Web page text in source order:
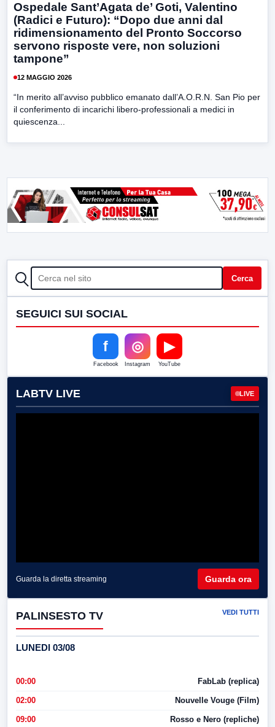
Ospedale Sant’Agata de’ Goti, Valentino
(Radici e Futuro): “Dopo due anni dal
ridimensionamento del Pronto Soccorso
servono risposte vere, non soluzioni
tampone”
12 MAGGIO 2026
“In merito all’avviso pubblico emanato dall’A.O.R.N. San Pio per
il conferimento di incarichi libero-professionali a medici in
quiescenza...
CERCA Cerca
SEGUICI SUI SOCIAL
f
Facebook
◎
Instagram
▶
YouTube
LABTV LIVE LIVE
Guarda la diretta streaming Guarda ora
PALINSESTO TV VEDI TUTTI
LUNEDI 03/08
00:00 FabLab (replica)
02:00 Nouvelle Vouge (Film)
09:00 Rosso e Nero (repliche)